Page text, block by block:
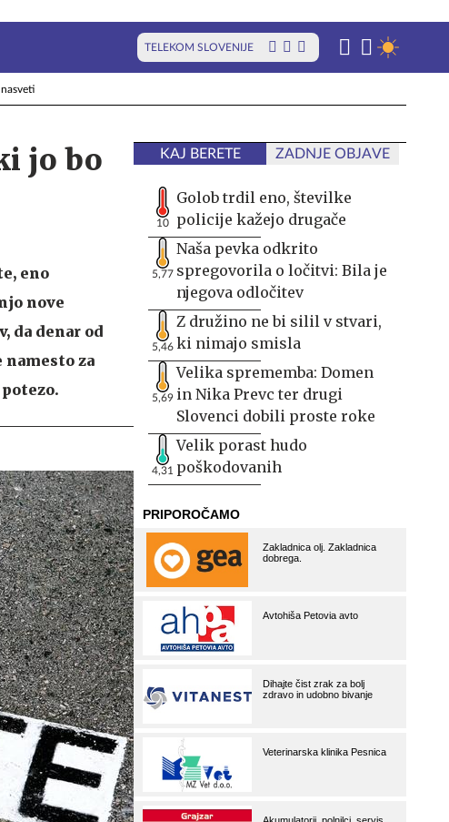
TELEKOM SLOVENIJE
jo bo
eno
nove
da denar od
za
KAJ BERETE ZADNJE OBJAVE
10
Golob trdil eno, številke
policije kažejo drugače
5,77
Naša pevka odkrito
spregovorila o ločitvi: Bila je
njegova odločitev
5,46
Z družino ne bi silil v stvari,
ki nimajo smisla
5,69
Velika sprememba: Domen
in Nika Prevc ter drugi
Slovenci dobili proste roke
4,31
Velik porast hudo
poškodovanih